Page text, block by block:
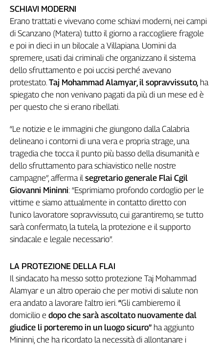
anni
Cgil
Collettiva
Academy
Collettiva
Play
Rubriche
Collettiva
Talk
settimana
Collettiva
Girasoli
Il
Sassolino
Linea
Economica
Tech
It
Easy
Idea
Le
trasmissioni
tv
SCHIAVI MODERNI
Erano trattati e vivevano come schiavi moderni, nei campi
di Scanzano (Matera) tutto il giorno a raccogliere fragole
e poi in dieci in un bilocale a Villapiana. Uomini da
spremere, usati dai criminali che organizzano il sistema
dello sfruttamento e poi uccisi perché avevano
protestato. Taj Mohammad Alamyar, il sopravvissuto, ha
spiegato che non venivano pagati da più di un mese ed è
per questo che si erano ribellati.
“Le notizie e le immagini che giungono dalla Calabria
delineano i contorni di una vera e propria strage, una
tragedia che tocca il punto più basso della disumanità e
dello sfruttamento para schiavistico nelle nostre
campagne”, afferma ilsegretario generale Flai Cgil
Giovanni Mininni: “Esprimiamo profondo cordoglio per le
vittime e siamo attualmente in contatto diretto con
l'unico lavoratore sopravvissuto, cui garantiremo, se tutto
sarà confermato, la tutela, la protezione e il supporto
sindacale e legale necessario”.
LA PROTEZIONE DELLA FLAI
Il sindacato ha messo sotto protezione Taj Mohammad
Alamyar e un altro operaio che per motivi di salute non
era andato a lavorare l'altro ieri. “Gli cambieremo il
domicilio e dopo che sarà ascoltato nuovamente dal
giudice li porteremo in un luogo sicuro” ha aggiunto
Mininni, che ha ricordato la necessità di allontanare i